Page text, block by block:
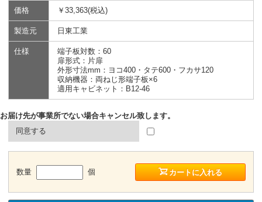
価格 ￥33,363(税込)
製造元 日東工業
仕様
端子板対数：60
扉形式：片扉
外形寸法mm：ヨコ400・タテ600・フカサ120
収納機器：両ねじ形端子板×6
適用キャビネット：B12-46
お届け先が事業所でない場合キャンセル致します。
同意する
数量 個 カートに入れる